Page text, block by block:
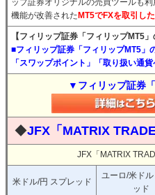
ップ証券オリジナルの売買ツールも
機能が改善された MT5でFXを取引し
【フィリップ証券「フィリップMT5」
■フィリップ証券「フィリップMT5」
「スワップポイント」「取り扱い通
▼フィリップ証券
◆JFX「MATRIX
JFX「MATRIX
米ドル/円 スプレッド
ユーロ/米ド
ッド